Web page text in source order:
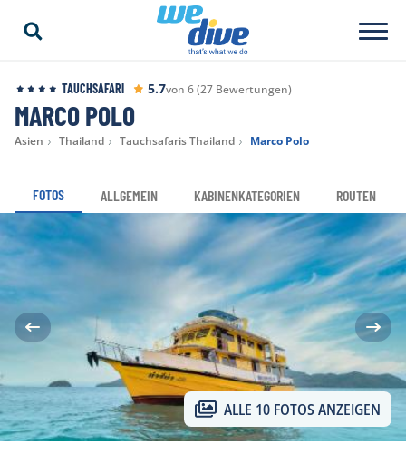
TAUCHSAFARI 5.7von 6 (27 Bewertungen)
MARCO POLO
Asien Thailand Tauchsafaris Thailand Marco Polo
FOTOS ALLGEMEIN KABINENKATEGORIEN ROUTEN
ALLE 10 FOTOS ANZEIGEN